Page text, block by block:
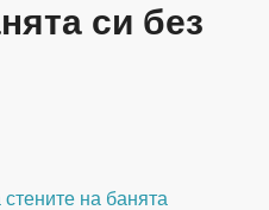
си без
на банята